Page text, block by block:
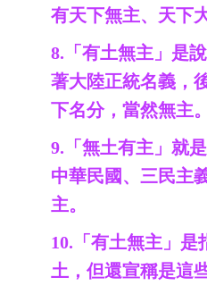
有天下無主、天下
8.「有土無主」是
著大陸正統名義，
下名分，當然無主。
9.「無土有主」就
中華民國、三民主
主。
10.「有土無主」是
土，但還宣稱是這